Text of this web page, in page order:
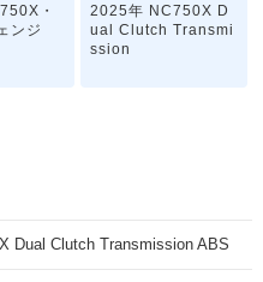
・
ンジ
2025年 NC750X D
ual Clutch Transmi
ssion
D
2023年 NC750X・
Dual Clutch Transmission ABS